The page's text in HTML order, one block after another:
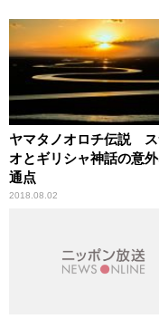
ヤマタノオロチ伝説 ス
オとギリシャ神話の意
通点
2018.08.02